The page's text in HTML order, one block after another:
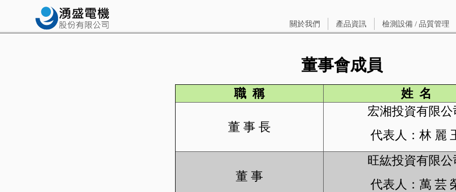
關於我們 產品資訊 檢測設備 / 品質管理
董事會成員
職 稱 姓 名
董 事 長
宏湘投資有限公
代表人：林 麗
董 事
旺紘投資有限公
代表人：萬 芸